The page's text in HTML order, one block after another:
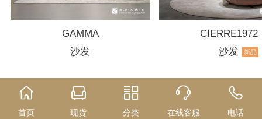
GAMMA
沙发
CIERRE1972
沙发
新品
首页 现货 分类 在线客服 电话